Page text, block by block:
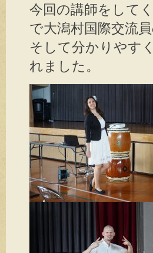
今回の講師をして
で大潟村国際交流
そして分かりやす
れました。